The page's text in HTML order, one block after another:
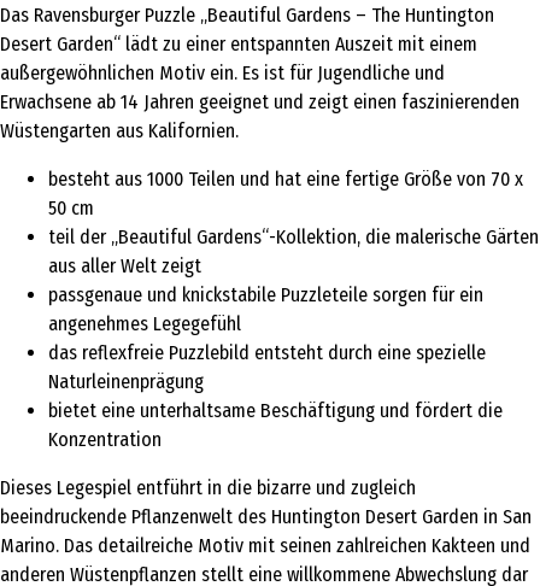
Das Ravensburger Puzzle „Beautiful Gardens – The Huntington
Desert Garden“ lädt zu einer entspannten Auszeit mit einem
außergewöhnlichen Motiv ein. Es ist für Jugendliche und
Erwachsene ab 14 Jahren geeignet und zeigt einen faszinierenden
Wüstengarten aus Kalifornien.
besteht aus 1000 Teilen und hat eine fertige Größe von 70 x
50 cm
teil der „Beautiful Gardens“-Kollektion, die malerische Gärten
aus aller Welt zeigt
passgenaue und knickstabile Puzzleteile sorgen für ein
angenehmes Legegefühl
das reflexfreie Puzzlebild entsteht durch eine spezielle
Naturleinenprägung
bietet eine unterhaltsame Beschäftigung und fördert die
Konzentration
Dieses Legespiel entführt in die bizarre und zugleich
beeindruckende Pflanzenwelt des Huntington Desert Garden in San
Marino. Das detailreiche Motiv mit seinen zahlreichen Kakteen und
anderen Wüstenpflanzen stellt eine willkommene Abwechslung dar